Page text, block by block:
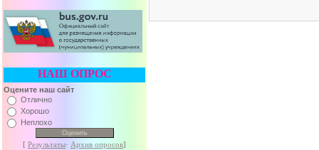
НАШ ОПРОС
Оцените наш сайт
Отлично
Хорошо
Неплохо
[ Результаты· Архив опросов]